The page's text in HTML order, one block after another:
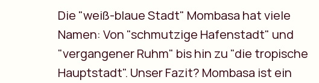
Die "weiß-blaue Stadt" Mombasa hat viele
Namen: Von "schmutzige Hafenstadt" und
"vergangener Ruhm" bis hin zu "die tropische
Hauptstadt". Unser Fazit? Mombasa ist ein